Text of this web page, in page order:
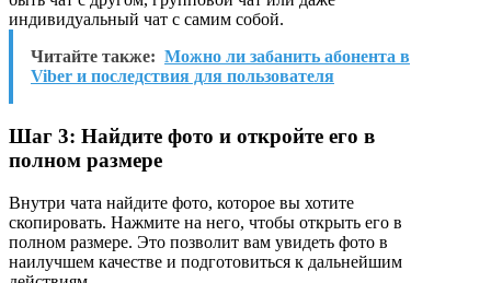
индивидуальный чат с самим собой.
Читайте также: Можно ли забанить абонента в
Viber и последствия для пользователя
Шаг 3: Найдите фото и откройте его в
полном размере
Внутри чата найдите фото, которое вы хотите
скопировать. Нажмите на него, чтобы открыть его в
полном размере. Это позволит вам увидеть фото в
наилучшем качестве и подготовиться к дальнейшим